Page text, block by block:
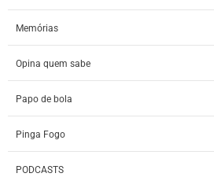
Memórias
Opina quem sabe
Papo de bola
Pinga Fogo
PODCASTS